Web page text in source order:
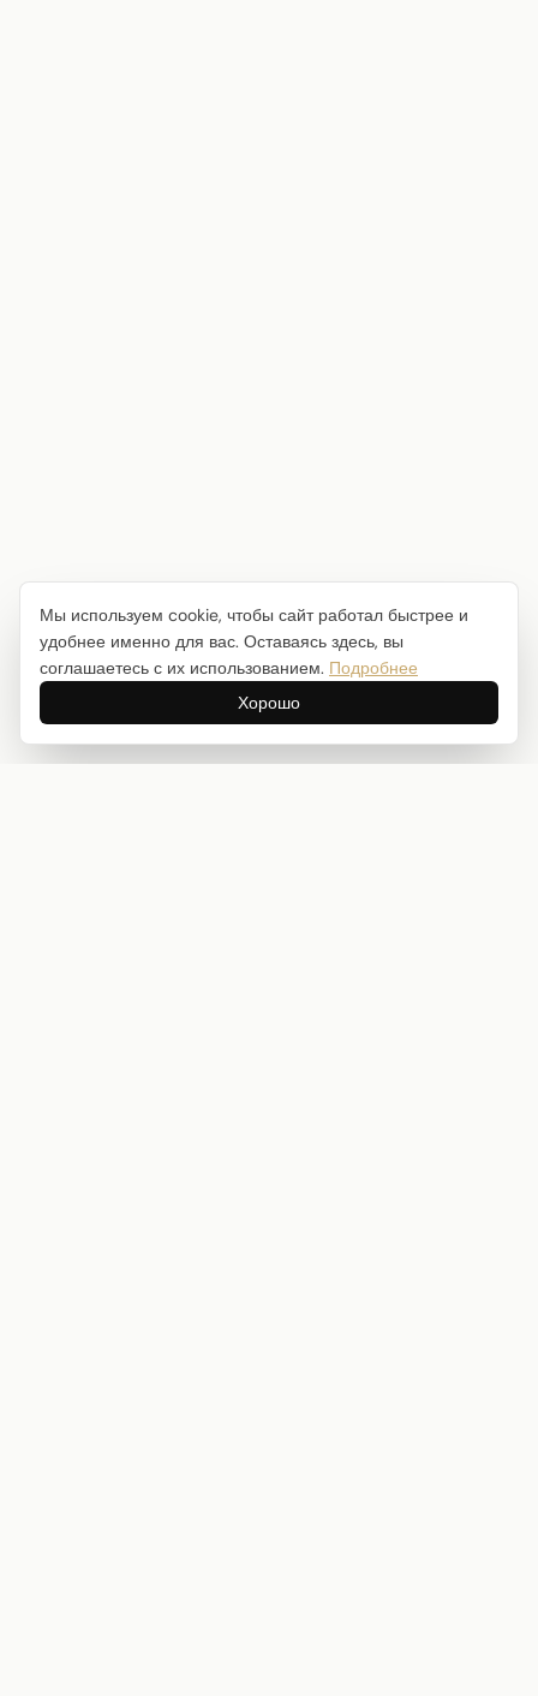
Мы используем cookie, чтобы сайт работал быстрее и
удобнее именно для вас. Оставаясь здесь, вы
соглашаетесь с их использованием. Подробнее
Хорошо